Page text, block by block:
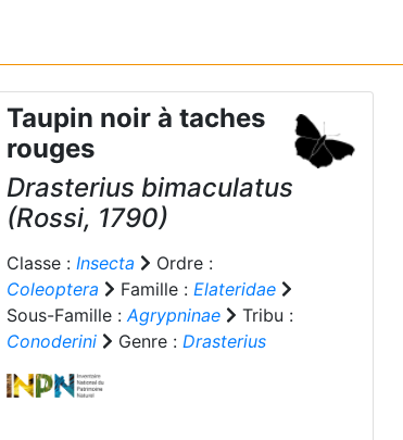
Taupin noir à taches
rouges
Drasterius bimaculatus
(Rossi, 1790)
Classe : Insecta
Ordre :
Coleoptera
Famille : Elateridae
Sous-Famille :Agrypninae
Tribu :
Conoderini
Genre : Drasterius